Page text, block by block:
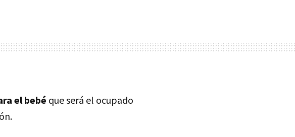
el bebé que será el ocupado